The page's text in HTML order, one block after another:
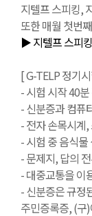
지텔프 스피킹,
또한 매월 첫번
▶ 지텔프 스피
[ G-TELP 정기
- 시험 시작 40
- 신분증과 컴퓨
- 전자 손목시계
- 시험 중 음식
- 문제지, 답의
- 대중교통을 이
- 신분증은 규정
주민증록증, (구